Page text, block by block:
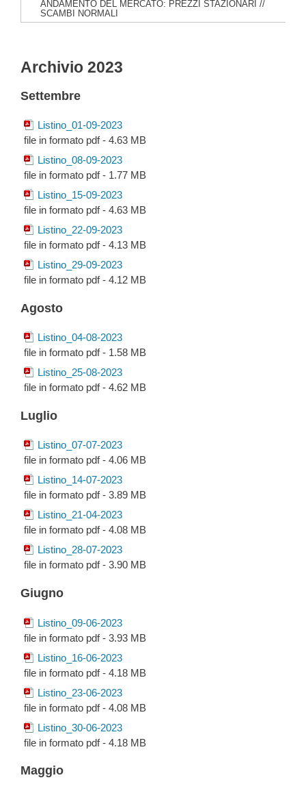
ANDAMENTO DEL MERCATO: PREZZI STAZIONARI //
SCAMBI NORMALI
Archivio 2023
Settembre
Listino_01-09-2023
file in formato pdf - 4.63 MB
Listino_08-09-2023
file in formato pdf - 1.77 MB
Listino_15-09-2023
file in formato pdf - 4.63 MB
Listino_22-09-2023
file in formato pdf - 4.13 MB
Listino_29-09-2023
file in formato pdf - 4.12 MB
Agosto
Listino_04-08-2023
file in formato pdf - 1.58 MB
Listino_25-08-2023
file in formato pdf - 4.62 MB
Luglio
Listino_07-07-2023
file in formato pdf - 4.06 MB
Listino_14-07-2023
file in formato pdf - 3.89 MB
Listino_21-04-2023
file in formato pdf - 4.08 MB
Listino_28-07-2023
file in formato pdf - 3.90 MB
Giugno
Listino_09-06-2023
file in formato pdf - 3.93 MB
Listino_16-06-2023
file in formato pdf - 4.18 MB
Listino_23-06-2023
file in formato pdf - 4.08 MB
Listino_30-06-2023
file in formato pdf - 4.18 MB
Maggio